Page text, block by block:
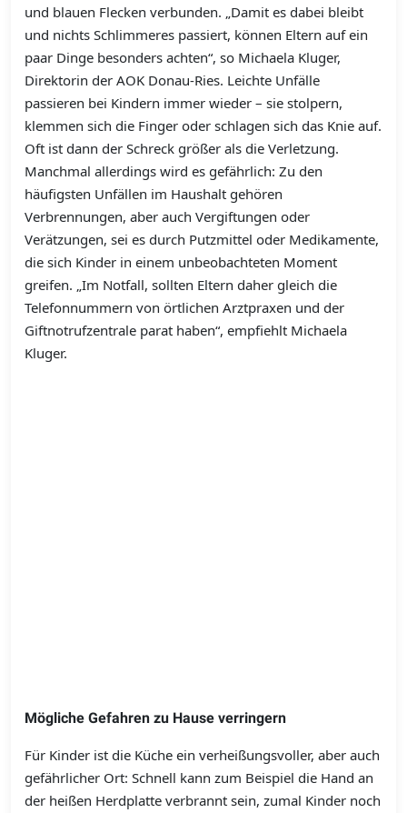
und blauen Flecken verbunden. „Damit es dabei bleibt
und nichts Schlimmeres passiert, können Eltern auf ein
paar Dinge besonders achten“, so Michaela Kluger,
Direktorin der AOK Donau-Ries. Leichte Unfälle
passieren bei Kindern immer wieder – sie stolpern,
klemmen sich die Finger oder schlagen sich das Knie auf.
Oft ist dann der Schreck größer als die Verletzung.
Manchmal allerdings wird es gefährlich: Zu den
häufigsten Unfällen im Haushalt gehören
Verbrennungen, aber auch Vergiftungen oder
Verätzungen, sei es durch Putzmittel oder Medikamente,
die sich Kinder in einem unbeobachteten Moment
greifen. „Im Notfall, sollten Eltern daher gleich die
Telefonnummern von örtlichen Arztpraxen und der
Giftnotrufzentrale parat haben“, empfiehlt Michaela
Kluger.
Mögliche Gefahren zu Hause verringern
Für Kinder ist die Küche ein verheißungsvoller, aber auch
gefährlicher Ort: Schnell kann zum Beispiel die Hand an
der heißen Herdplatte verbrannt sein, zumal Kinder noch